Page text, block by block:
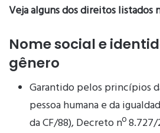
Veja alguns dos direitos listados
Nome social e
gênero
Garantido pelos princípios
pessoa humana e da
da CF/88), Decreto nº 8.727/